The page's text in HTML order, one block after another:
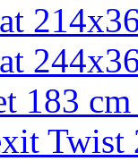
183
Twist